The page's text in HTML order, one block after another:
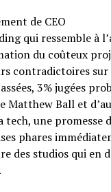
de CEO
qui ressemble à
du coûteux
contradictoires sur
3% jugées
Matthew Ball et
tech, une promesse
phares
des studios qui en